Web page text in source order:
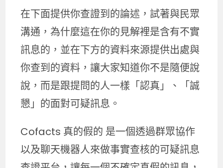
在下面提供你查證到的論述，試著與民眾
溝通，為什麼這在你的見解裡是含有不實
訊息的，並在下方的資料來源提供出處與
你查到的資料，讓大家知道你不是隨便說
說，而是跟提問的人一樣「認真」、「誠
懇」的面對可疑訊息。
Cofacts 真的假的 是一個透過群眾協作
以及聊天機器人來做事實查核的可疑訊息